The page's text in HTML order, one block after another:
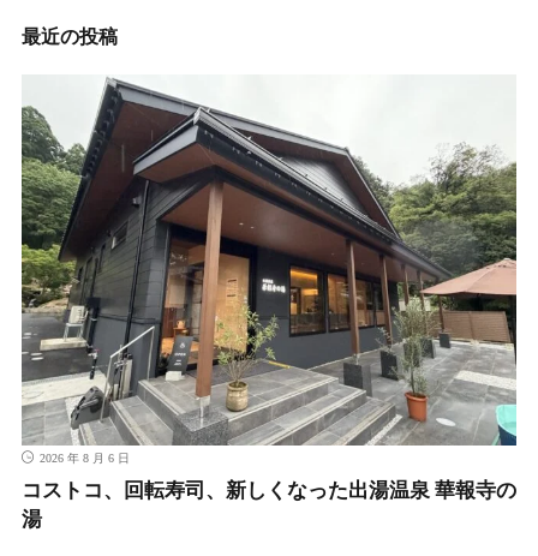
最近の投稿
2026 年 8 月 6 日
コストコ、回転寿司、新しくなった出湯温泉 華報寺の
湯